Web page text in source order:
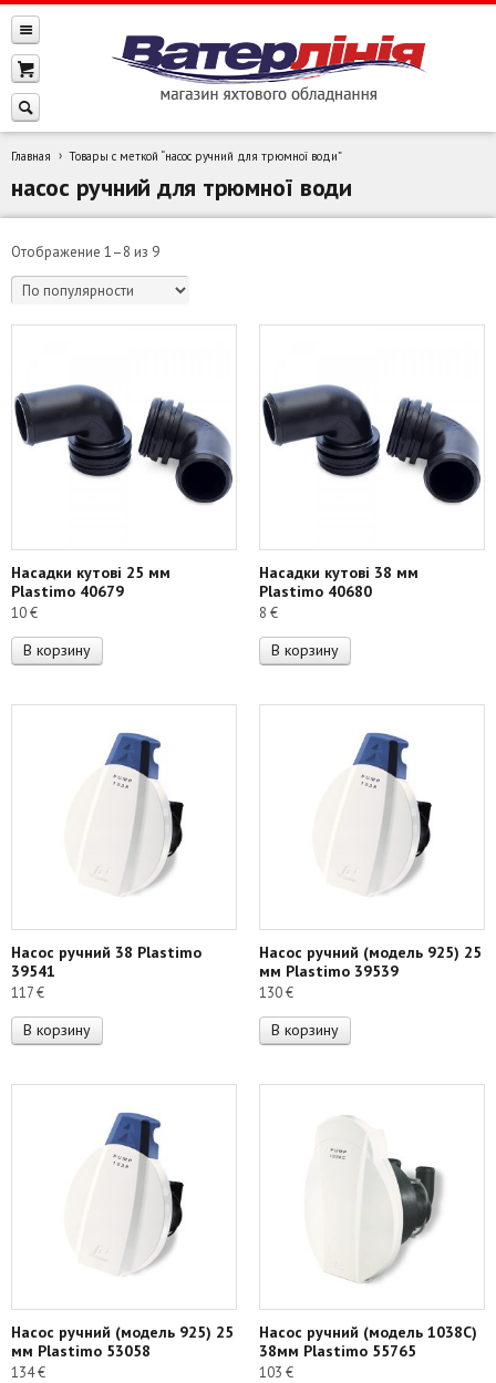
Главная Товары с меткой “насос ручний для трюмної води”
насос ручний для трюмної води
Отображение 1–8 из 9Сортировка:
по
популярности
Насадки кутові 25 мм
Plastimo 40679
10€
В корзину
Насадки кутові 38 мм
Plastimo 40680
8 €
В корзину
Насос ручний 38 Plastimo
39541
117€
В корзину
Насос ручний (модель 925) 25
мм Plastimo 39539
130€
В корзину
Насос ручний (модель 925) 25
мм Plastimo 53058
134€
Насос ручний (модель 1038С)
38мм Plastimo 55765
103 €